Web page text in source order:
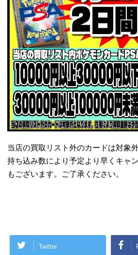
当店の買取リスト外のカードは対象
持ち込み数により予定より早くキャ
もございます。ご了承ください。
Twitter